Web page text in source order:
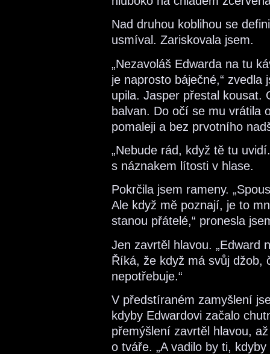
Nad druhou koblihou se
usmíval. Zariskovala jsem.
„Nezavoláš Edwarda na tu
je naprosto báječné,“
upila. Jasper přestal kousat.
balvan. Do očí se mu vrátila
pomaleji a bez prvotního
„Nebude rád, když tě tu
s náznakem lítosti v hlase.
Pokrčila jsem rameny.
Ale když mě poznají, je to
stanou přátelé,“ pronesla
Jen zavrtěl hlavou. „Edward
Říká, že když má svůj džob,
nepotřebuje.“
V předstíraném zamyšlení
kdyby Edwardovi začalo
přemýšlení zavrtěl hlavou,
o tváře. „A vadilo by ti,